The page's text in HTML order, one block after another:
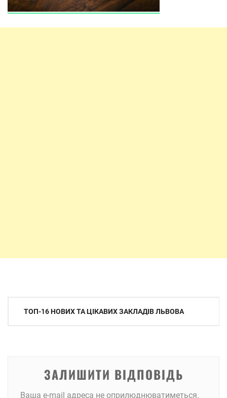
Навігація
ТОП-16 НОВИХ ТА ЦІКАВИХ ЗАКЛАДІВ ЛЬВОВА
ЗАЛИШИТИ ВІДПОВІДЬ
Ваша e-mail адреса не оприлюднюватиметься.